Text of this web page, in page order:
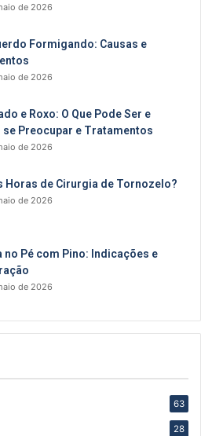
de 2026
Formigando: Causas e
de 2026
e Roxo: O Que Pode Ser e
se Preocupar e Tratamentos
de 2026
Horas de Cirurgia de Tornozelo?
de 2026
no Pé com Pino: Indicações e
de 2026
63
28